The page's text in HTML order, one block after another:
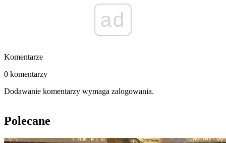
ad
Komentarze
0 komentarzy
Dodawanie komentarzy wymaga zalogowania.
Polecane